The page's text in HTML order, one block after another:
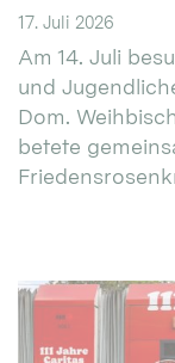
17. Juli 2026
Am 14. Juli
und
Dom.
betete